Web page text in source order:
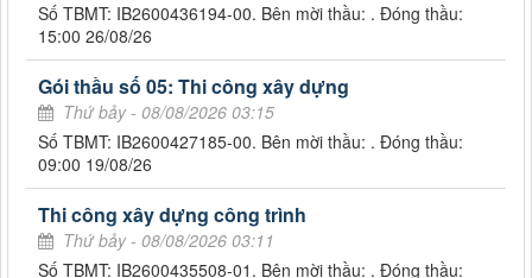
Số TBMT: IB2600436194-00. Bên mời thầu: . Đóng thầu:
15:00 26/08/26
Gói thầu số 05: Thi công xây dựng
Thứ bảy - 08/08/2026 03:15
Số TBMT: IB2600427185-00. Bên mời thầu: . Đóng thầu:
09:00 19/08/26
Thi công xây dựng công trình
Thứ bảy - 08/08/2026 03:11
Số TBMT: IB2600435508-01. Bên mời thầu: . Đóng thầu: